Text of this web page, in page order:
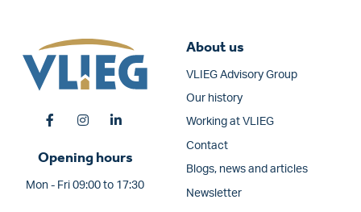
Opening hours
Mon - Fri 09:00 to 17:30
About us
VLIEG Advisory Group
Our history
Working at VLIEG
Contact
Blogs, news and articles
Newsletter